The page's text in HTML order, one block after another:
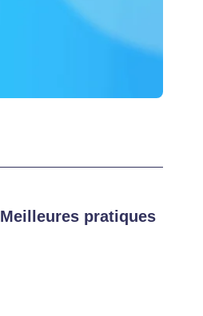
Meilleures pratiques